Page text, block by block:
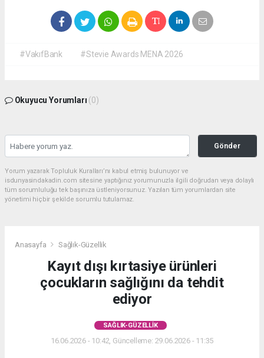
#VakıfBank #Stevie Awards MENA 2026
Okuyucu Yorumları (0)
Gönder
Yorum yazarak Topluluk Kuralları’nı kabul etmiş bulunuyor ve
isdunyasindakadin.com sitesine yaptığınız yorumunuzla ilgili doğrudan veya dolaylı
tüm sorumluluğu tek başınıza üstleniyorsunuz. Yazılan tüm yorumlardan site
yönetimi hiçbir şekilde sorumlu tutulamaz.
Anasayfa Sağlık-Güzellik
Kayıt dışı kırtasiye ürünleri
çocukların sağlığını da tehdit
ediyor
SAĞLIK-GÜZELLIK
16.06.2026 - 10:42, Güncelleme: 29.06.2026 - 11:35